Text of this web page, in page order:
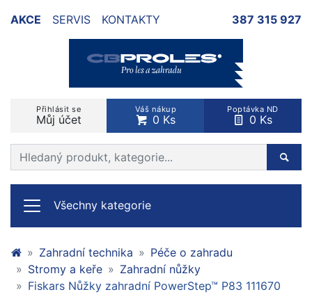
AKCE SERVIS KONTAKTY 387 315 927
Přihlásit se
Můj účet
Váš nákup
0 Ks
Poptávka ND
0 Ks
Prohledat web
Všechny kategorie
Zahradní technika
Péče o zahradu
Stromy a keře
Zahradní nůžky
Fiskars Nůžky zahradní PowerStep™ P83 111670